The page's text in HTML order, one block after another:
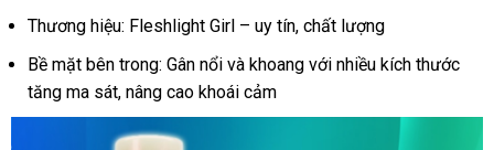
chân
thật,
kích
Thương hiệu: Fleshlight Girl – uy tín, chất lượng
Bề mặt bên trong: Gân nổi và khoang với nhiều kích thước
tăng ma sát, nâng cao khoái cảm